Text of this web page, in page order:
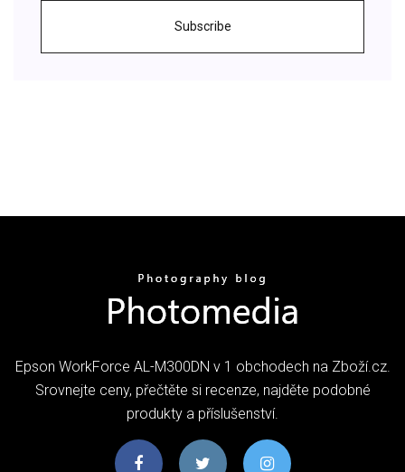
Subscribe
Epson WorkForce AL-M300DN v 1 obchodech na Zboží.cz.
Srovnejte ceny, přečtěte si recenze, najděte podobné
produkty a příslušenství.